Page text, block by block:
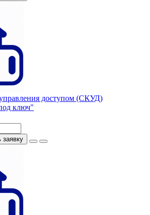
доступом (СКУД)
ключ"
заявку